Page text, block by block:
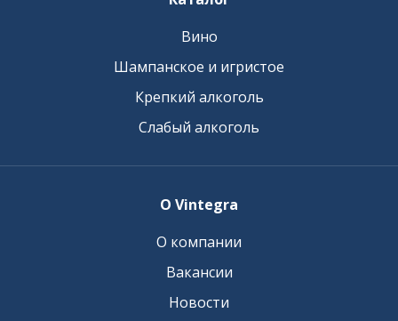
Вино
Шампанское и игристое
Крепкий алкоголь
Слабый алкоголь
О Vintegra
О компании
Вакансии
Новости